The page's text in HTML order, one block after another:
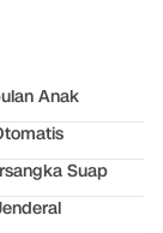
Anak
Suap